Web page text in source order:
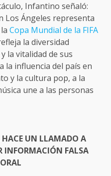
Infantino señaló:
Los Ángeles representa
Copa Mundial de la FIFA
la diversidad
la vitalidad de sus
la influencia del país en
y la cultura pop, a la
une a las personas
UN LLAMADO A
INFORMACIÓN FALSA